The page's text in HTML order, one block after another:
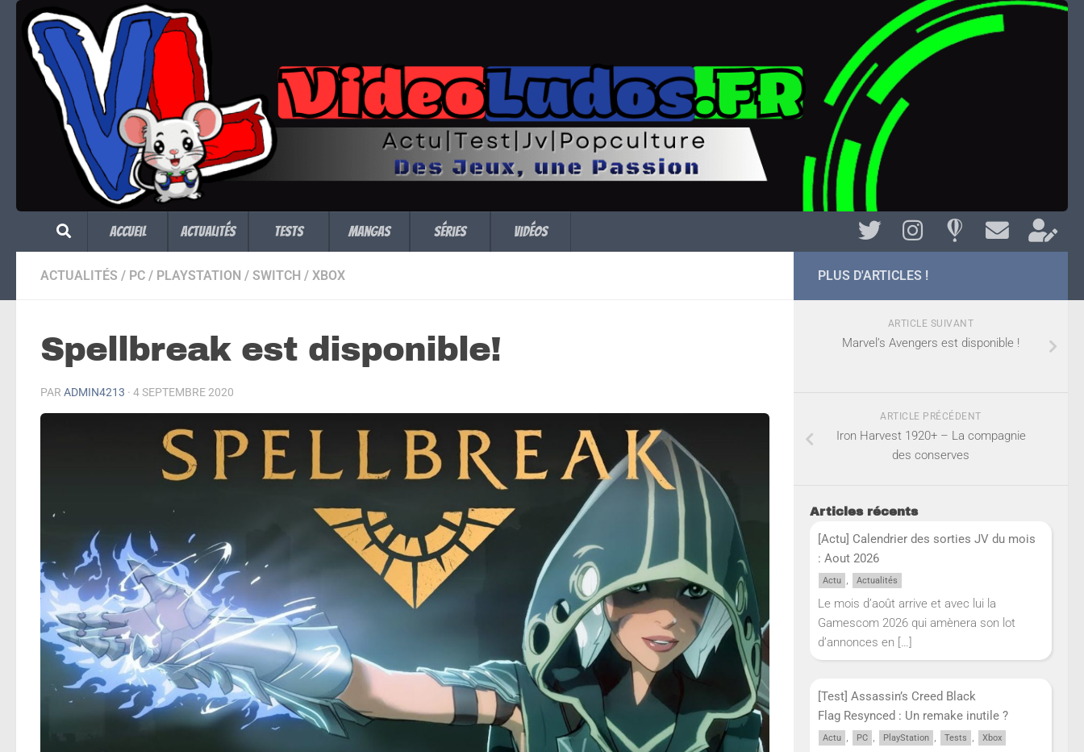
Skip to content
Accueil Actualités Tests Mangas Séries Vidéos
ACTUALITÉS / PC / PLAYSTATION / SWITCH / XBOX
Spellbreak est disponible!
PAR ADMIN4213 · 4 SEPTEMBRE 2020
PLUS D'ARTICLES !
ARTICLE SUIVANT
Marvel’s Avengers est disponible !
ARTICLE PRÉCÉDENT
Iron Harvest 1920+ – La compagnie
des conserves
Articles récents
[Actu] Calendrier des sorties JV du mois
: Aout 2026
Actu , Actualités
Le mois d’août arrive et avec lui la
Gamescom 2026 qui amènera son lot
d’annonces en […]
[Test] Assassin’s Creed Black
Flag Resynced : Un remake inutile ?
Actu , PC , PlayStation , Tests , Xbox